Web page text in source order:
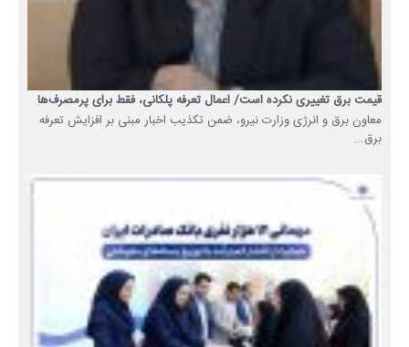
قیمت برق تغییری نکرده است/ اعمال تعرفه پلکانی، فقط برای پرمصرف‌ها
معاون برق و انرژی وزارت نیرو، ضمن تکذیب اخبار مبنی بر افزایش تعرفه
برق...